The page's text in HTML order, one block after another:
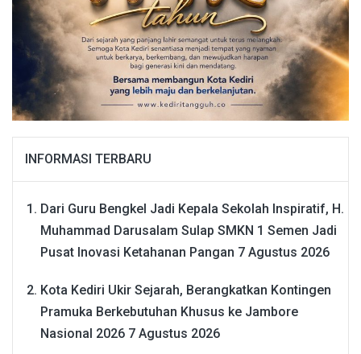
INFORMASI TERBARU
Dari Guru Bengkel Jadi Kepala Sekolah Inspiratif, H.
Muhammad Darusalam Sulap SMKN 1 Semen Jadi
Pusat Inovasi Ketahanan Pangan 7 Agustus 2026
Kota Kediri Ukir Sejarah, Berangkatkan Kontingen
Pramuka Berkebutuhan Khusus ke Jambore
Nasional 2026 7 Agustus 2026